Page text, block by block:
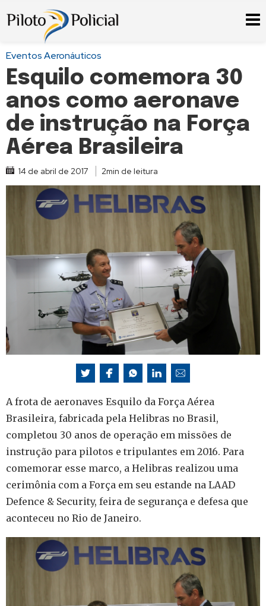
Eventos Aeronáuticos
Esquilo comemora 30
anos como aeronave
de instrução na Força
Aérea Brasileira
14 de abril de 2017 2min de leitura
A frota de aeronaves Esquilo da Força Aérea
Brasileira, fabricada pela Helibras no Brasil,
completou 30 anos de operação em missões de
instrução para pilotos e tripulantes em 2016. Para
comemorar esse marco, a Helibras realizou uma
cerimônia com a Força em seu estande na LAAD
Defence & Security, feira de segurança e defesa que
aconteceu no Rio de Janeiro.